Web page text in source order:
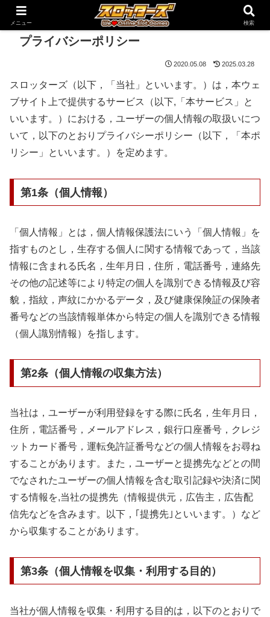
プライバシーポリシー
2020.05.08 2025.03.28
スロッターズ（以下，「当社」といいます。）は，本ウェ
ブサイト上で提供するサービス（以下,「本サービス」と
いいます。）における，ユーザーの個人情報の取扱いにつ
いて，以下のとおりプライバシーポリシー（以下，「本ポ
リシー」といいます。）を定めます。
第1条（個人情報）
「個人情報」とは，個人情報保護法にいう「個人情報」を
指すものとし，生存する個人に関する情報であって，当該
情報に含まれる氏名，生年月日，住所，電話番号，連絡先
その他の記述等により特定の個人を識別できる情報及び容
貌，指紋，声紋にかかるデータ，及び健康保険証の保険者
番号などの当該情報単体から特定の個人を識別できる情報
（個人識別情報）を指します。
第2条（個人情報の収集方法）
当社は，ユーザーが利用登録をする際に氏名，生年月日，
住所，電話番号，メールアドレス，銀行口座番号，クレジ
ットカード番号，運転免許証番号などの個人情報をお尋ね
することがあります。また，ユーザーと提携先などとの間
でなされたユーザーの個人情報を含む取引記録や決済に関
する情報を,当社の提携先（情報提供元，広告主，広告配
信先などを含みます。以下，｢提携先｣といいます。）など
から収集することがあります。
第3条（個人情報を収集・利用する目的）
当社が個人情報を収集・利用する目的は，以下のとおりで
メニュー 検索